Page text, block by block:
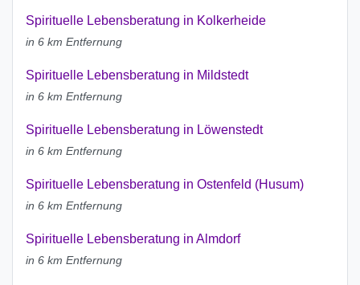
Spirituelle Lebensberatung in Kolkerheide
in 6 km Entfernung
Spirituelle Lebensberatung in Mildstedt
in 6 km Entfernung
Spirituelle Lebensberatung in Löwenstedt
in 6 km Entfernung
Spirituelle Lebensberatung in Ostenfeld (Husum)
in 6 km Entfernung
Spirituelle Lebensberatung in Almdorf
in 6 km Entfernung